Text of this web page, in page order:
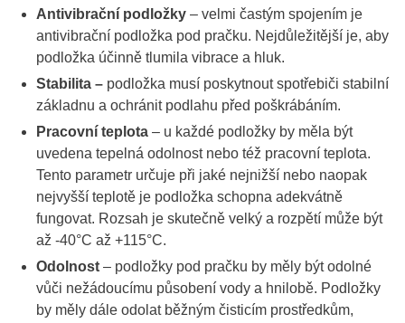
Antivibrační podložky – velmi častým spojením je
antivibrační podložka pod pračku. Nejdůležitější je, aby
podložka účinně tlumila vibrace a hluk.
Stabilita – podložka musí poskytnout spotřebiči stabilní
základnu a ochránit podlahu před poškrábáním.
Pracovní teplota – u každé podložky by měla být
uvedena tepelná odolnost nebo též pracovní teplota.
Tento parametr určuje při jaké nejnižší nebo naopak
nejvyšší teplotě je podložka schopna adekvátně
fungovat. Rozsah je skutečně velký a rozpětí může být
až -40°C až +115°C.
Odolnost – podložky pod pračku by měly být odolné
vůči nežádoucímu působení vody a hnilobě. Podložky
by měly dále odolat běžným čisticím prostředkům,